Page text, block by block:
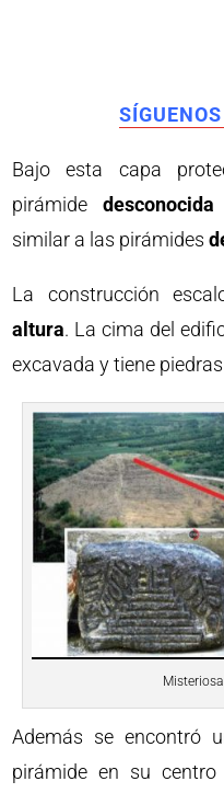
Bajo esta capa
pirámide
similar a las pirámides
La construcción
altura. La cima del
excavada y tiene
Además se encontró
pirámide en su